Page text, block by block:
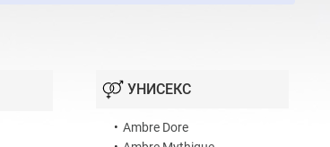
УНИСЕКС
• Ambre Dore